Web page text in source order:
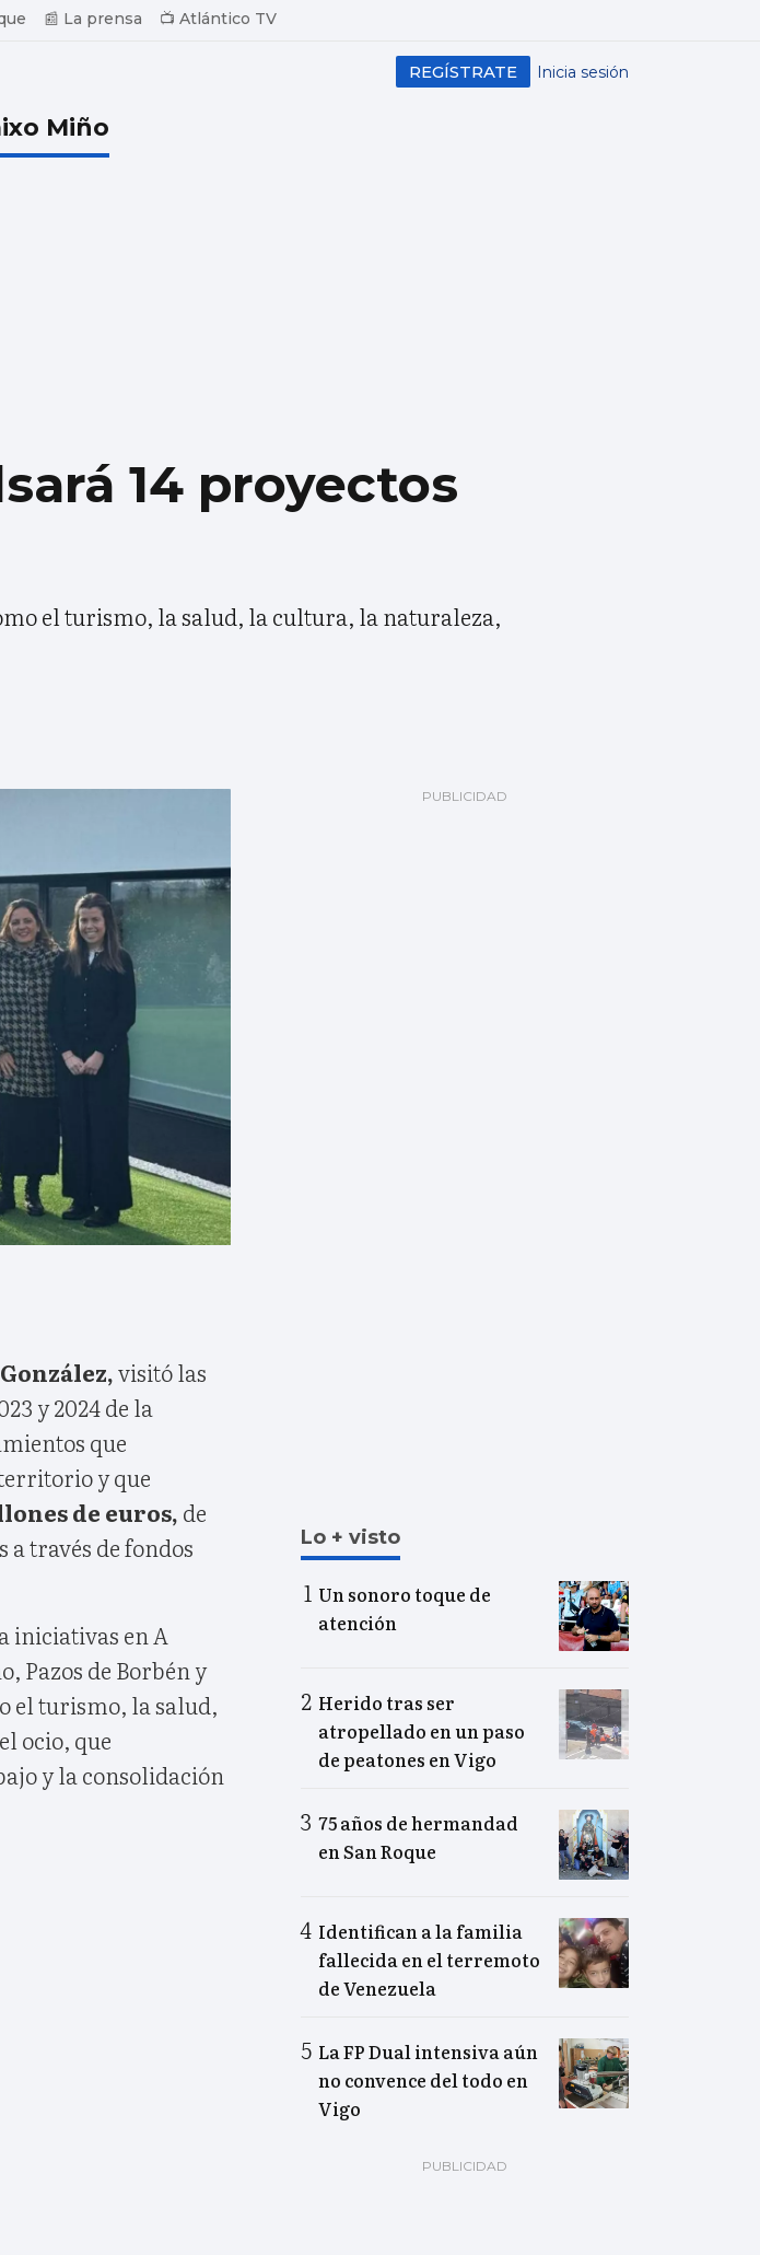
📰 La prensa 📺 Atlántico TV
Inicia sesión
REGÍSTRATE
Miño
14 proyectos
el turismo, la salud, la cultura, la naturaleza,
visitó las
y 2024 de la
que
y que
de euros, de
a través de fondos
iniciativas en A
Pazos de Borbén y
el turismo, la salud,
ocio, que
y la consolidación
Lo + visto
Un sonoro toque de
atención
Herido tras ser
atropellado en un paso
de peatones en Vigo
75 años de hermandad
en San Roque
Identifican a la familia
fallecida en el terremoto
de Venezuela
La FP Dual intensiva aún
no convence del todo en
Vigo